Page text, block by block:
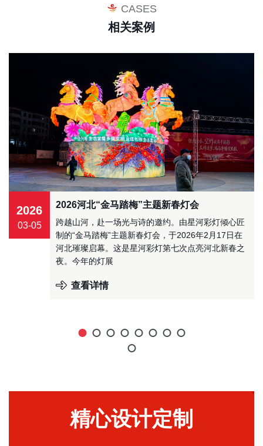
CASES
相关案例
2026
03-05
2026河北“金马踏梅”主题新春灯会
跨越山河，赴一场光与诗的邀约。由星河彩灯倾心匠
制的“金马踏梅”主题新春灯会，于2026年2月17日在
河北璀璨启幕。这是星河彩灯第七次点亮河北新春之
夜。今年的灯展
查看详情
精心设计定制